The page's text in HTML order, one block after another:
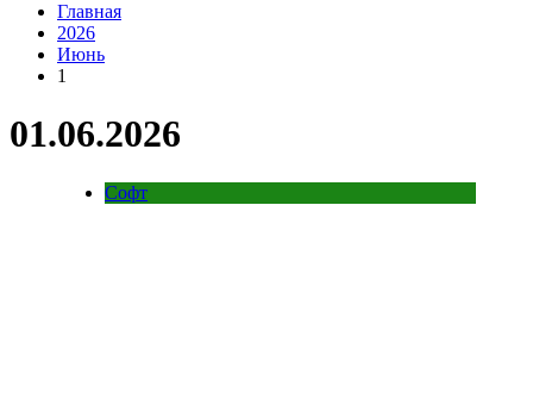
Главная
2026
Июнь
1
01.06.2026
Софт